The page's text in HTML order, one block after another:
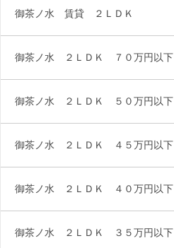
御茶ノ水 賃貸 ２ＬＤＫ
御茶ノ水 ２ＬＤＫ ７０万円以下
御茶ノ水 ２ＬＤＫ ５０万円以下
御茶ノ水 ２ＬＤＫ ４５万円以下
御茶ノ水 ２ＬＤＫ ４０万円以下
御茶ノ水 ２ＬＤＫ ３５万円以下